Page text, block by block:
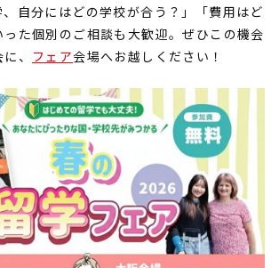
自分にはどの学校が合う？」「費用はど
た個別のご相談も大歓迎。ぜひこの機会
、 フェア会場へお越しください！